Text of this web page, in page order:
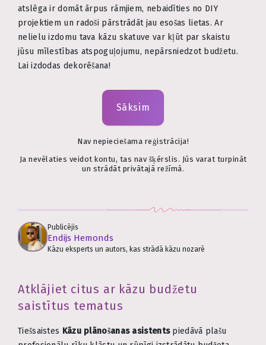
atslēga ir domāt ārpus rāmjiem, nebaidīties no DIY
projektiem un radoši pārstrādāt jau esošas lietas. Ar
nelielu izdomu tava kāzu skatuve var kļūt par skaistu
jūsu mīlestības atspoguļojumu, nepārsniedzot budžetu.
Lai izdodas dekorēšana!
Sāksim
Nav nepieciešama reģistrācija!
Ja nevēlaties veidot kontu, tas nav šķērslis. Jūs varat turpināt
un strādāt privātajā režīmā.
Publicējis
Endijs Hemonds
Kāzu eksperts un autors, kas strādā kāzu nozarē
Atklājiet citus ar kāzu budžetu
saistītus tematus
Tiešsaistes Kāzu plānošanas asistentspiedāvā plašu